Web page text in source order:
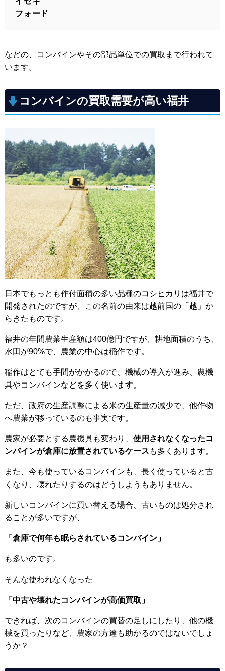
フォード
などの、コンバインやその部品単位での買取まで行われて
います。
コンバインの買取需要が高い福井
日本でもっとも作付面積の多い品種のコシヒカリは福井で
開発されたのですが、この名前の由来は越前国の「越」か
らきたものです。
福井の年間農業生産額は400億円ですが、耕地面積のうち、
水田が90%で、農業の中心は稲作です。
稲作はとても手間がかかるので、機械の導入が進み、農機
具やコンバインなどを多く使います。
ただ、政府の生産調整による米の生産量の減少で、他作物
へ農業が移っているのも事実です。
農家が必要とする農機具も変わり、 使用されなくなったコ
ンバインが倉庫に放置されているケース も多くあります。
また、今も使っているコンバインも、長く使っていると古
くなり、壊れたりするのはどうしようもありません。
新しいコンバインに買い替える場合、古いものは処分され
ることが多いですが、
「倉庫で何年も眠らされているコンバイン」
も多いのです。
そんな使われなくなった
「中古や壊れたコンバインが高価買取」
できれば、次のコンバインの買替の足しにしたり、他の機
械を買ったりなど、農家の方達も助かるのではないでしょ
うか？